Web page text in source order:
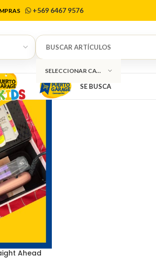
+569 6467 9576
SELECCIONAR CATEGORÍA
SE BUSCA
Ahead